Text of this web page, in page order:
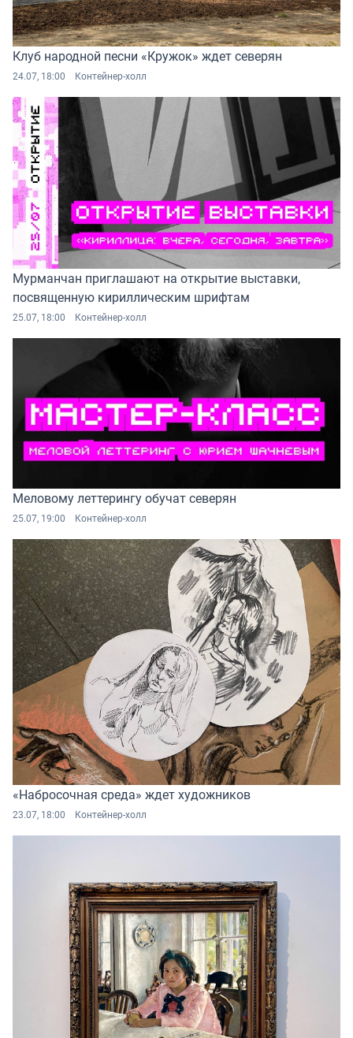
Клуб народной песни «Кружок» ждет северян
24.07, 18:00 Контейнер-холл
Мурманчан приглашают на открытие выставки,
посвященную кириллическим шрифтам
25.07, 18:00 Контейнер-холл
Меловому леттерингу обучат северян
25.07, 19:00 Контейнер-холл
«Набросочная среда» ждет художников
23.07, 18:00 Контейнер-холл